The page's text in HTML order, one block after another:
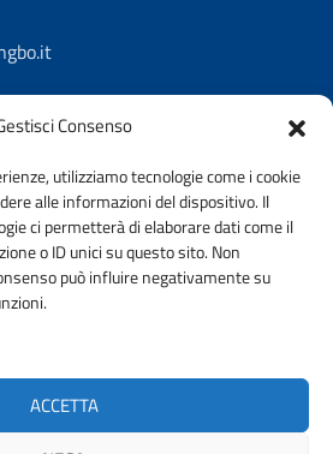
Consenso
utilizziamo tecnologie come i cookie
alle informazioni del dispositivo. Il
ci permetterà di elaborare dati come il
o ID unici su questo sito. Non
può influire negativamente su
ACCETTA
PRIVACY POLICY